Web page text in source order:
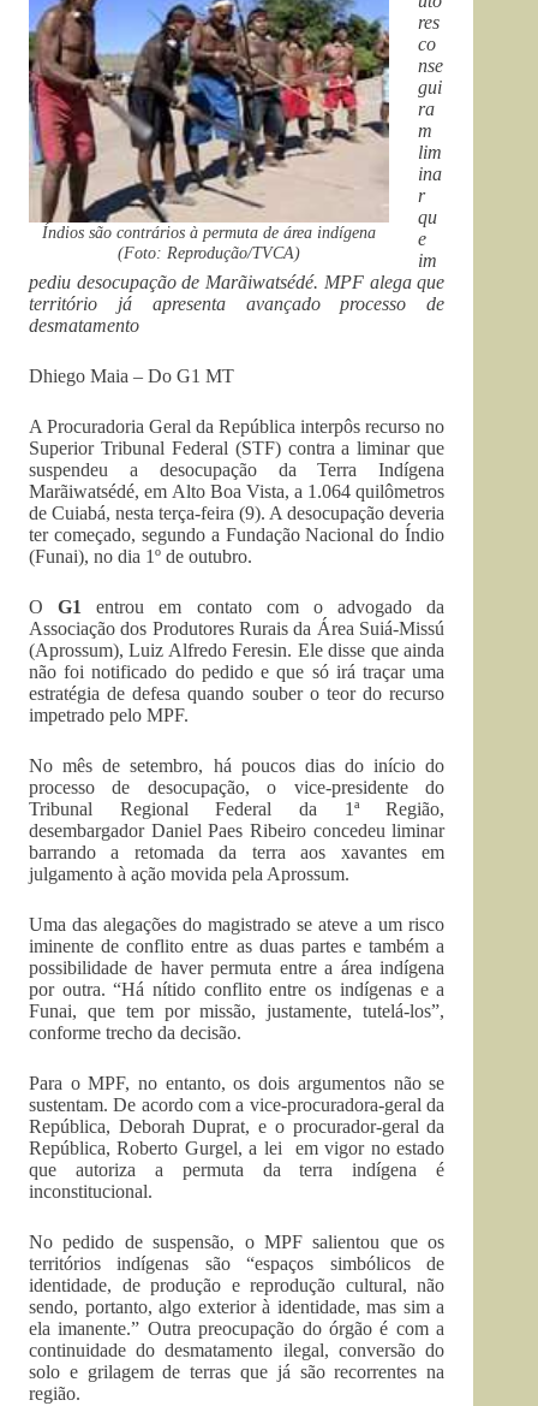
Índios são contrários à permuta de área indígena
(Foto: Reprodução/TVCA)
res
co
nse
gui
ra
m
lim
ina
r
qu
e
im
pediu desocupação de Marãiwatsédé. MPF alega que
território já apresenta avançado processo de
desmatamento
Dhiego Maia – Do G1 MT
A Procuradoria Geral da República interpôs recurso no
Superior Tribunal Federal (STF) contra a liminar que
suspendeu a desocupação da Terra Indígena
Marãiwatsédé, em Alto Boa Vista, a 1.064 quilômetros
de Cuiabá, nesta terça-feira (9). A desocupação deveria
ter começado, segundo a Fundação Nacional do Índio
(Funai), no dia 1º de outubro.
OG1
entrou em contato com o advogado da
Associação dos Produtores Rurais da Área Suiá-Missú
(Aprossum), Luiz Alfredo Feresin. Ele disse que ainda
não foi notificado do pedido e que só irá traçar uma
estratégia de defesa quando souber o teor do recurso
impetrado pelo MPF.
No mês de setembro, há poucos dias do início do
processo de desocupação, o vice-presidente do
Tribunal Regional Federal da 1ª Região,
desembargador Daniel Paes Ribeiro concedeu liminar
barrando a retomada da terra aos xavantes em
julgamento à ação movida pela Aprossum.
Uma das alegações do magistrado se ateve a um risco
iminente de conflito entre as duas partes e também a
possibilidade de haver permuta entre a área indígena
por outra. “Há nítido conflito entre os indígenas e a
Funai, que tem por missão, justamente, tutelá-los”,
conforme trecho da decisão.
Para o MPF, no entanto, os dois argumentos não se
sustentam. De acordo com a vice-procuradora-geral da
República, Deborah Duprat, e o procurador-geral da
República, Roberto Gurgel, a lei em vigor no estado
que autoriza a permuta da terra indígena é
inconstitucional.
No pedido de suspensão, o MPF salientou que os
territórios indígenas são “espaços simbólicos de
identidade, de produção e reprodução cultural, não
sendo, portanto, algo exterior à identidade, mas sim a
ela imanente.” Outra preocupação do órgão é com a
continuidade do desmatamento ilegal, conversão do
solo e grilagem de terras que já são recorrentes na
região.